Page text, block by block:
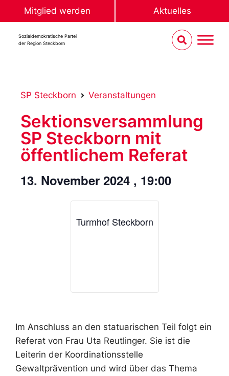
Mitglied werden Aktuelles
Sozialdemokratische Partei
der Region Steckborn
SP Steckborn Veranstaltungen
Sektionsversammlung
SP Steckborn mit
öffentlichem Referat
13. November 2024 , 19:00
Turmhof Steckborn
Im Anschluss an den statuarischen Teil folgt ein
Referat von Frau Uta Reutlinger. Sie ist die
Leiterin der Koordinationsstelle
Gewaltprävention und wird über das Thema